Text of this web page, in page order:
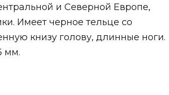
и Северной Европе,
Имеет черное тельце со
книзу голову, длинные ноги.
мм.